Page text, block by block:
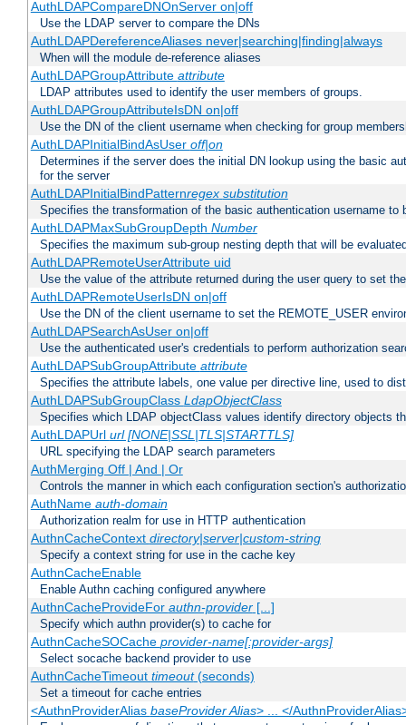
AuthLDAPCompareDNOnServer on|off
Use the LDAP server to compare the DNs
AuthLDAPDereferenceAliases never|searching|finding|always
When will the module de-reference aliases
AuthLDAPGroupAttribute attribute
LDAP attributes used to identify the user members of groups.
AuthLDAPGroupAttributeIsDN on|off
Use the DN of the client username when checking for group
AuthLDAPInitialBindAsUser off|on
Determines if the server does the initial DN lookup using the basic
for the server
AuthLDAPInitialBindPatternregex substitution
Specifies the transformation of the basic authentication username
AuthLDAPMaxSubGroupDepth Number
Specifies the maximum sub-group nesting depth that will be
AuthLDAPRemoteUserAttribute uid
Use the value of the attribute returned during the user query to set
AuthLDAPRemoteUserIsDN on|off
Use the DN of the client username to set the REMOTE_USER
AuthLDAPSearchAsUser on|off
Use the authenticated user's credentials to perform authorization
AuthLDAPSubGroupAttribute attribute
Specifies the attribute labels, one value per directive line, used to
AuthLDAPSubGroupClass LdapObjectClass
Specifies which LDAP objectClass values identify directory objects
AuthLDAPUrl url [NONE|SSL|TLS|STARTTLS]
URL specifying the LDAP search parameters
AuthMerging Off | And | Or
Controls the manner in which each configuration section's
AuthName auth-domain
Authorization realm for use in HTTP authentication
AuthnCacheContext directory|server|custom-string
Specify a context string for use in the cache key
AuthnCacheEnable
Enable Authn caching configured anywhere
AuthnCacheProvideFor authn-provider[...]
Specify which authn provider(s) to cache for
AuthnCacheSOCache provider-name[:provider-args]
Select socache backend provider to use
AuthnCacheTimeout timeout(seconds)
Set a timeout for cache entries
<AuthnProviderAlias baseProvider Alias> ... </